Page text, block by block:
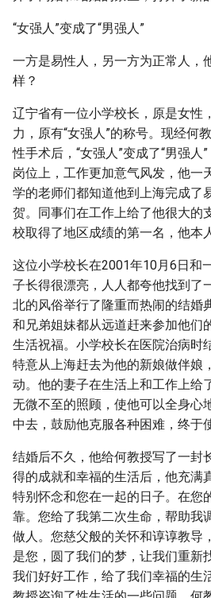
“女强人”变成了“男强人”
一方是易性人，另一方为正常人，
样？
辽宁省有一位小学校长，原是女性
力，原有“女强人”的称号。现经何
性手术后，“女强人”变成了“男强人
岗位上，工作更加意气风发，他一
学的老师们都知道他到上海完成了
贺。同事们在工作上给了他很大的
校取得了地区成绩的第一名，他本
这位小学校长在2001年10月6日和
子长得很漂亮，人人都夸他找到了
北的风俗举行了隆重而热闹的结婚
和兄弟姐妹都从远道赶来参加他们
生活祝福。小学校长在医院治病时
特意从上海赶去为他的新娘做伴娘
动。他的妻子在生活上和工作上给
无微不至的照顾，使他可以全身心
中去，鼓励他克服各种困难，终于
结婚后不久，他给何教授写了一封
得的成就和幸福的生活后，他充满
特别怀念和您在一起的日子。在您
靠。您给了我第二次生命，帮助我
做人。您慈父般的关怀和谆谆教导
是您，圆了我们的梦，让我们重新
我们好好工作，给了我们幸福的生